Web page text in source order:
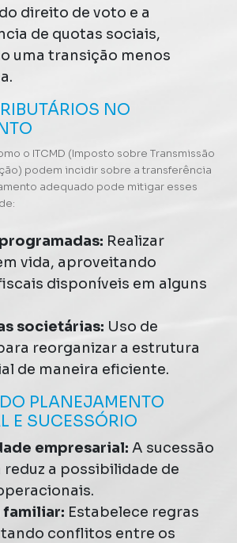
direito de voto e a
de quotas sociais,
uma transição menos
NO
o ITCMD (Imposto sobre Transmissão
podem incidir sobre a transferência
adequado pode mitigar esses
Realizar
vida, aproveitando
disponíveis em alguns
societárias: Uso de
reorganizar a estrutura
de maneira eficiente.
PLANEJAMENTO
E SUCESSÓRIO
empresarial: A sucessão
reduz a possibilidade de
familiar: Estabelece regras
conflitos entre os